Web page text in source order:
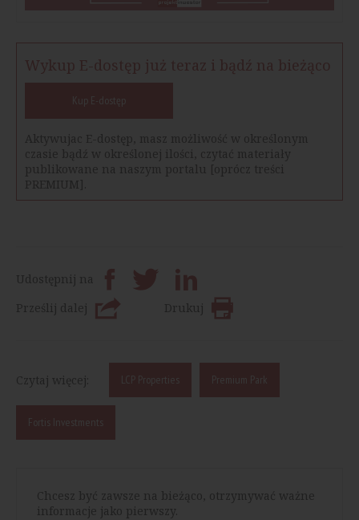
Wykup E-dostęp już teraz i bądź na bieżąco
Kup E-dostęp
Aktywujac E-dostęp, masz możliwość w określonym
czasie bądź w określonej ilości, czytać materiały
publikowane na naszym portalu [oprócz treści
PREMIUM].
Udostępnij na
Prześlij dalej
Drukuj
Czytaj więcej: LCP Properties Premium Park
Fortis Investments
Chcesz być zawsze na bieżąco, otrzymywać ważne
informacje jako pierwszy.